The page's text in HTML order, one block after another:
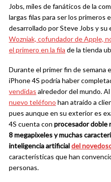
Jobs, miles de fanáticos de la
largas filas para ser los primeros
desarrollado por Steve Jobs y su
Wozniak, cofundador de Apple,
el primero en la fila de la tienda
Durante el primer fin de semana
iPhone 4S podría haber
vendidas alrededor del mundo.
nuevo teléfono han atraído a
pues aunque en su exterior es
4S cuenta con procesador doble
8 megapixeles y muchas
inteligencia artificialdel
características que han
personas.